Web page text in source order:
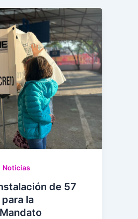
Noticias
de 57
la